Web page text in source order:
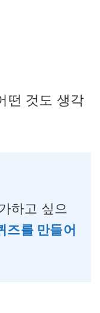
떤 것도 생각
하고 싶으
즈를 만들어